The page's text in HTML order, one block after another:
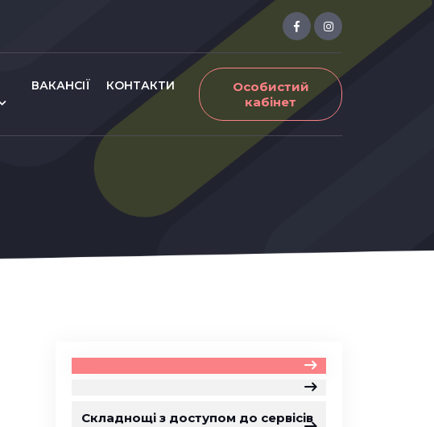
ВАКАНСІЇ КОНТАКТИ
Особистий
кабінет
Складнощі з доступом до сервісів